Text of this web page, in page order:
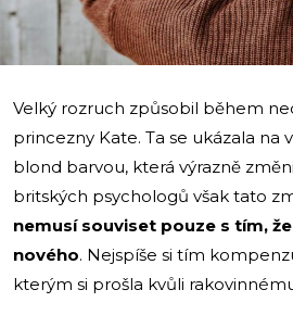
Velký rozruch způsobil během
princezny Kate. Ta se ukázala na
blond barvou, která výrazně
britských psychologů však tato
nemusí souviset pouze s tím,
nového. Nejspíše si tím
kterým si prošla kvůli